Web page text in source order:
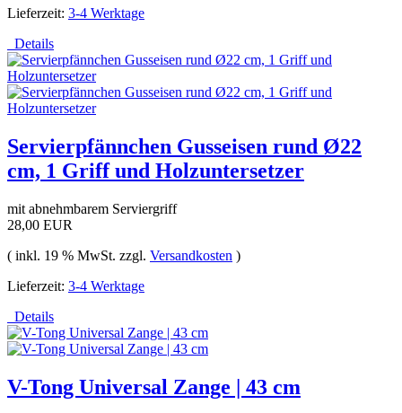
Lieferzeit: 3-4 Werktage
Details
Servierpfännchen Gusseisen rund Ø22
cm, 1 Griff und Holzuntersetzer
mit abnehmbarem Serviergriff
28,00 EUR
( inkl. 19 % MwSt. zzgl. Versandkosten )
Lieferzeit: 3-4 Werktage
Details
V-Tong Universal Zange | 43 cm